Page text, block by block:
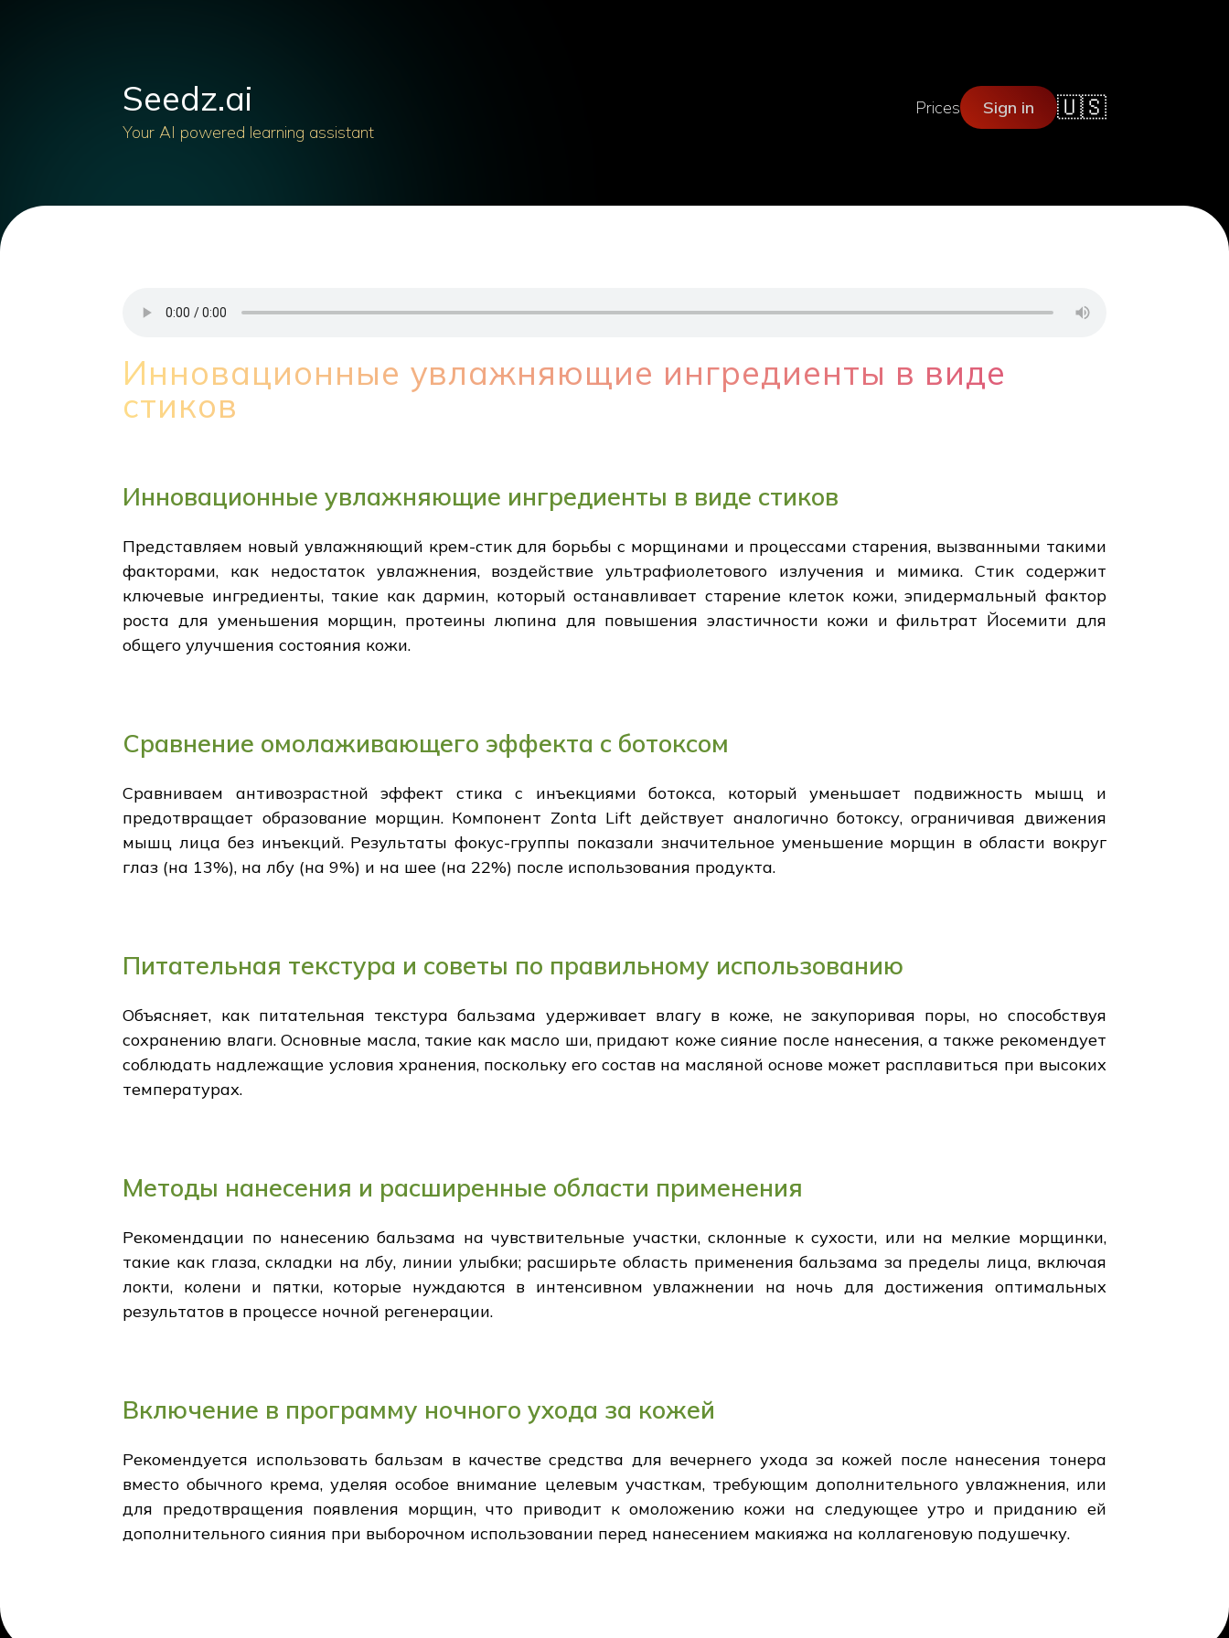
Seedz.ai
Your AI powered learning assistant
Prices Sign in 🇺🇸
Инновационные увлажняющие ингредиенты в виде
стиков
Инновационные увлажняющие ингредиенты в виде стиков
Представляем новый увлажняющий крем-стик для борьбы с морщинами и процессами старения, вызванными такими
факторами, как недостаток увлажнения, воздействие ультрафиолетового излучения и мимика. Стик содержит
ключевые ингредиенты, такие как дармин, который останавливает старение клеток кожи, эпидермальный фактор
роста для уменьшения морщин, протеины люпина для повышения эластичности кожи и фильтрат Йосемити для
общего улучшения состояния кожи.
Сравнение омолаживающего эффекта с ботоксом
Сравниваем антивозрастной эффект стика с инъекциями ботокса, который уменьшает подвижность мышц и
предотвращает образование морщин. Компонент Zonta Lift действует аналогично ботоксу, ограничивая движения
мышц лица без инъекций. Результаты фокус-группы показали значительное уменьшение морщин в области вокруг
глаз (на 13%), на лбу (на 9%) и на шее (на 22%) после использования продукта.
Питательная текстура и советы по правильному использованию
Объясняет, как питательная текстура бальзама удерживает влагу в коже, не закупоривая поры, но способствуя
сохранению влаги. Основные масла, такие как масло ши, придают коже сияние после нанесения, а также рекомендует
соблюдать надлежащие условия хранения, поскольку его состав на масляной основе может расплавиться при высоких
температурах.
Методы нанесения и расширенные области применения
Рекомендации по нанесению бальзама на чувствительные участки, склонные к сухости, или на мелкие морщинки,
такие как глаза, складки на лбу, линии улыбки; расширьте область применения бальзама за пределы лица, включая
локти, колени и пятки, которые нуждаются в интенсивном увлажнении на ночь для достижения оптимальных
результатов в процессе ночной регенерации.
Включение в программу ночного ухода за кожей
Рекомендуется использовать бальзам в качестве средства для вечернего ухода за кожей после нанесения тонера
вместо обычного крема, уделяя особое внимание целевым участкам, требующим дополнительного увлажнения, или
для предотвращения появления морщин, что приводит к омоложению кожи на следующее утро и приданию ей
дополнительного сияния при выборочном использовании перед нанесением макияжа на коллагеновую подушечку.